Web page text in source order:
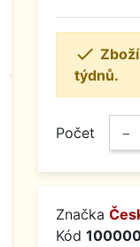

týdnů.
Počet −
Značka
Kód